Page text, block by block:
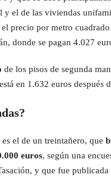
y el de las viviendas
el precio por metro
donde se pagan 4.027
de los pisos de segunda
en 1.632 euros después
el de un treintañero, que
euros, según una
y que fue